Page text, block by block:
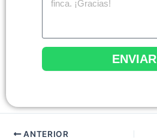
ENVIAR
ANTERIOR